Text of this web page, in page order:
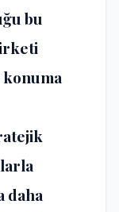
bu
daha